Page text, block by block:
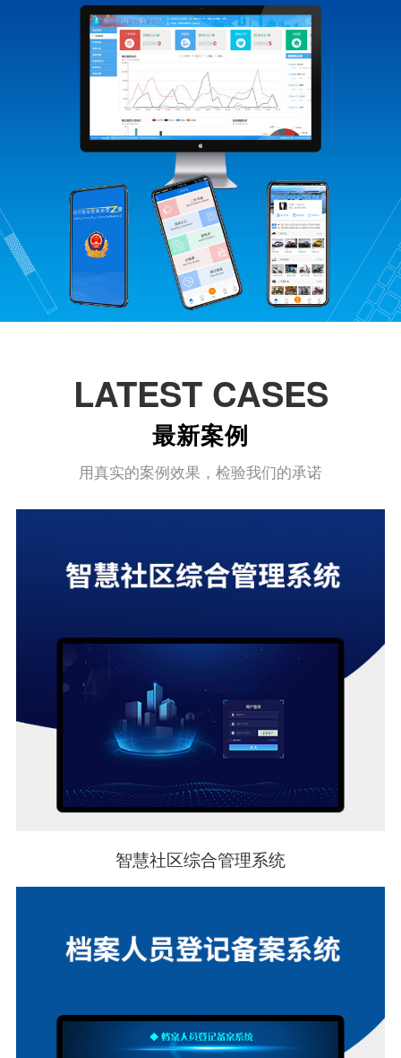
LATEST CASES
最新案例
用真实的案例效果，检验我们的承诺
智慧社区综合管理系统